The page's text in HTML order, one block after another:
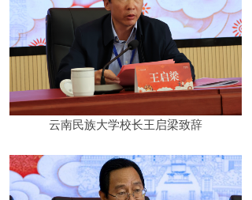
云南民族大学校长王启梁致辞